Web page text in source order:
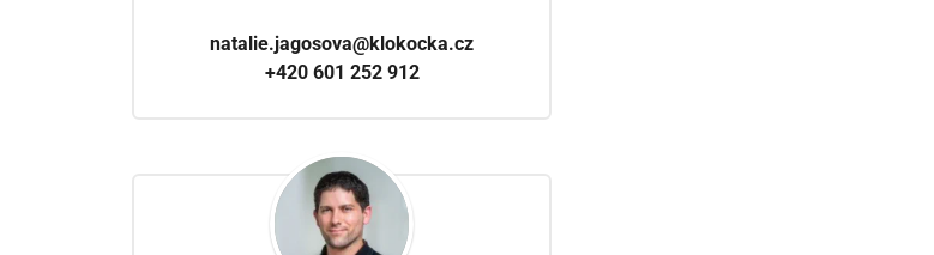
natalie.jagosova@klokocka.cz
+420 601 252 912